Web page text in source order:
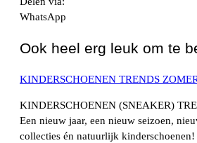
WhatsApp
Ook heel erg leuk om te
KINDERSCHOENEN TRENDS
KINDERSCHOENEN (SNEAKER)
Een nieuw jaar, een nieuw seizoen,
collecties én natuurlijk kinderschoenen!